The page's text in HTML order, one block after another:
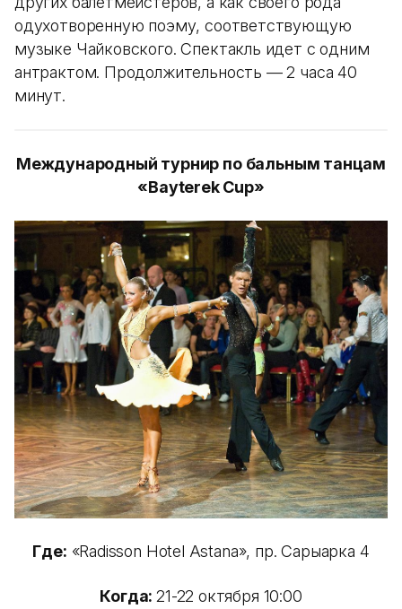
одухотворенную поэму, соответствующую
музыке Чайковского. Спектакль идет с одним
антрактом. Продолжительность — 2 часа 40
минут.
Международный турнир по бальным танцам
«Bayterek Cup»
Где: «Radisson Hotel Astana», пр. Сарыарка 4
Когда:21-22 октября 10:00